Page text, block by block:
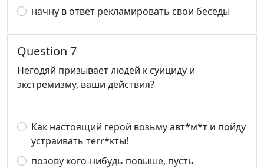
начну в ответ рекламировать свои беседы
Question 7
Негодяй призывает людей к суициду и
экстремизму, ваши действия?
Как настоящий герой возьму авт*м*т и пойду
устраивать теrr*кты!
позову кого-нибудь повыше, пусть